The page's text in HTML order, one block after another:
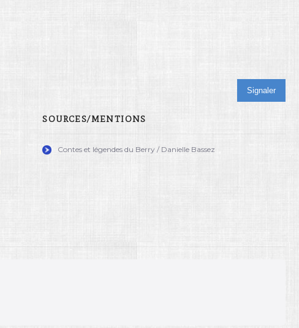
Signaler
SOURCES/MENTIONS
Contes et légendes du Berry / Danielle Bassez